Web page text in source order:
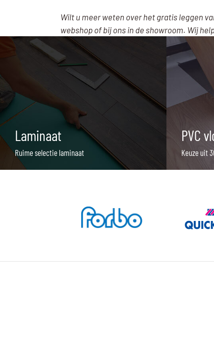
Wilt u meer weten over het gratis leggen
webshop of bij ons in de showroom. Wij
Laminaat
Ruime selectie laminaat
PVC
Keuze uit